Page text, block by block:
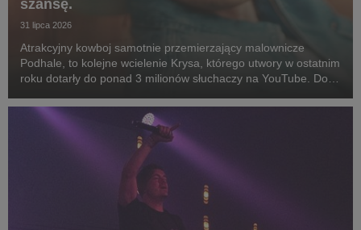
szansę.
31 lipca 2026
Atrakcyjny kowboj samotnie przemierzający malownicze
Podhale, to kolejne wcielenie Krysa, którego utwory w ostatnim
roku dotarły do ponad 3 milionów słuchaczy na YouTube. Do
reżyserów.